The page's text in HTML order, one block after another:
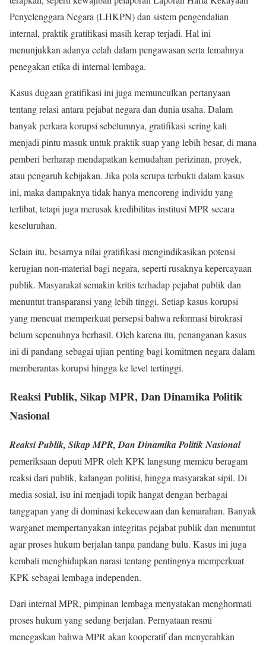
Penyelenggara Negara (LHKPN) dan sistem pengendalian
internal, praktik gratifikasi masih kerap terjadi. Hal ini
menunjukkan adanya celah dalam pengawasan serta lemahnya
penegakan etika di internal lembaga.
Kasus dugaan gratifikasi ini juga memunculkan pertanyaan
tentang relasi antara pejabat negara dan dunia usaha. Dalam
banyak perkara korupsi sebelumnya, gratifikasi sering kali
menjadi pintu masuk untuk praktik suap yang lebih besar, di mana
pemberi berharap mendapatkan kemudahan perizinan, proyek,
atau pengaruh kebijakan. Jika pola serupa terbukti dalam kasus
ini, maka dampaknya tidak hanya mencoreng individu yang
terlibat, tetapi juga merusak kredibilitas institusi MPR secara
keseluruhan.
Selain itu, besarnya nilai gratifikasi mengindikasikan potensi
kerugian non-material bagi negara, seperti rusaknya kepercayaan
publik. Masyarakat semakin kritis terhadap pejabat publik dan
menuntut transparansi yang lebih tinggi. Setiap kasus korupsi
yang mencuat memperkuat persepsi bahwa reformasi birokrasi
belum sepenuhnya berhasil. Oleh karena itu, penanganan kasus
ini di pandang sebagai ujian penting bagi komitmen negara dalam
memberantas korupsi hingga ke level tertinggi.
Reaksi Publik, Sikap MPR, Dan Dinamika Politik
Nasional
Reaksi Publik, Sikap MPR, Dan Dinamika Politik Nasional
pemeriksaan deputi MPR oleh KPK langsung memicu beragam
reaksi dari publik, kalangan politisi, hingga masyarakat sipil. Di
media sosial, isu ini menjadi topik hangat dengan berbagai
tanggapan yang di dominasi kekecewaan dan kemarahan. Banyak
warganet mempertanyakan integritas pejabat publik dan menuntut
agar proses hukum berjalan tanpa pandang bulu. Kasus ini juga
kembali menghidupkan narasi tentang pentingnya memperkuat
KPK sebagai lembaga independen.
Dari internal MPR, pimpinan lembaga menyatakan menghormati
proses hukum yang sedang berjalan. Pernyataan resmi
menegaskan bahwa MPR akan kooperatif dan menyerahkan